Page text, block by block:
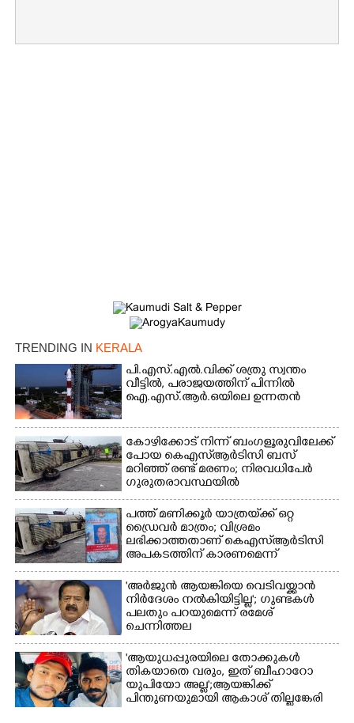
TRENDING IN KERALA
പി.എസ്.എൽ.വിക്ക് ശത്രു സ്വന്തം
വീട്ടിൽ,​ പരാജയത്തിന് പിന്നിൽ
ഐ.എസ്.ആർ.ഒയിലെ ഉന്നതൻ
കോഴിക്കോട് നിന്ന് ബംഗളൂരുവിലേക്ക്
പോയ കെഎസ്‌ആർടിസി ബസ്
മറിഞ്ഞ് രണ്ട് മരണം; നിരവധിപേർ
ഗുരുതരാവസ്ഥയിൽ
പത്ത് മണിക്കൂർ യാത്രയ്‌ക്ക് ഒറ്റ
ഡ്രൈവർ മാത്രം; വിശ്രമം
ലഭിക്കാത്തതാണ് കെഎസ്‌ആർടിസി
അപകടത്തിന് കാരണമെന്ന്
വിമർശനം
'അർജുൻ ആയങ്കിയെ വെടിവയ്ക്കാൻ
നിർദേശം നൽകിയിട്ടില്ല'; ഗുണ്ടകൾ
പലതും പറയുമെന്ന് രമേശ്
ചെന്നിത്തല
'ആയുധപ്പുരയിലെ തോക്കുകൾ
തികയാതെ വരും, ഇത് ബീഹാറോ
യുപിയോ അല്ല';ആയങ്കിക്ക്
പിന്തുണയുമായി ആകാശ് തില്ലങ്കേരി